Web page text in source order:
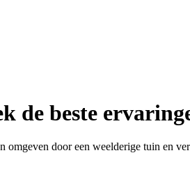
de beste
door een weelderige tuin en